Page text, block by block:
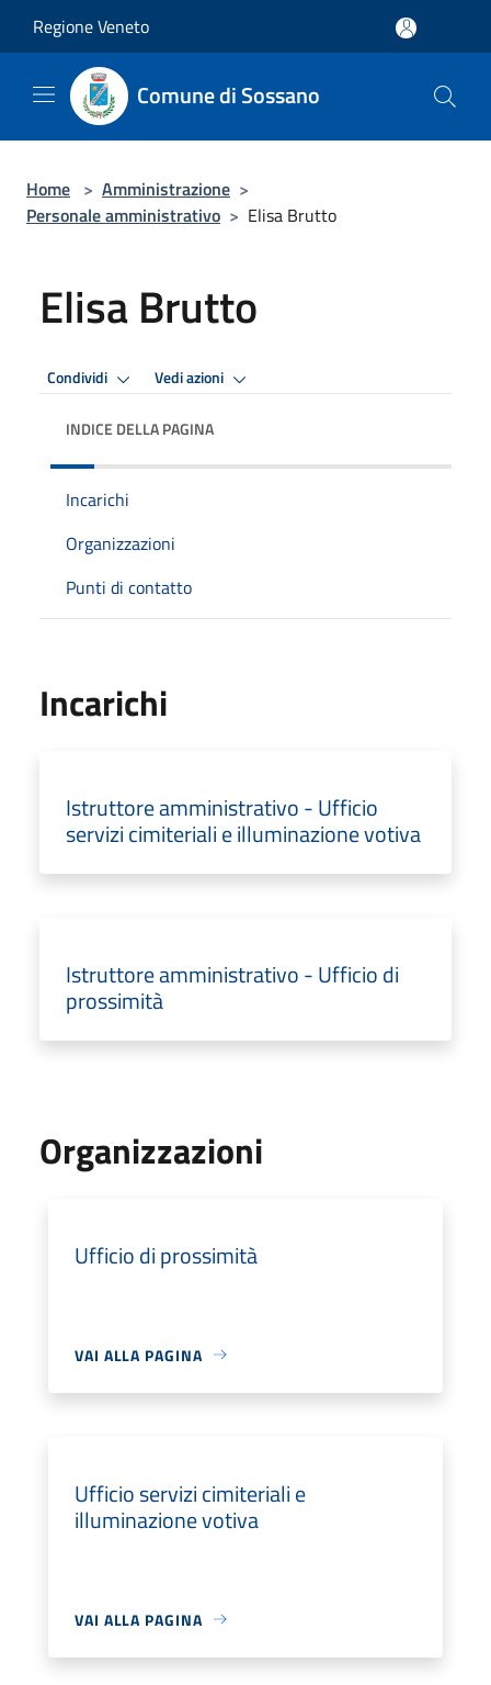
Regione Veneto
Comune di Sossano
Home > Amministrazione >
Personale amministrativo > Elisa Brutto
Elisa Brutto
Condividi Vedi azioni
INDICE DELLA PAGINA
Incarichi
Organizzazioni
Punti di contatto
Incarichi
Istruttore amministrativo - Ufficio
servizi cimiteriali e illuminazione votiva
Istruttore amministrativo - Ufficio di
prossimità
Organizzazioni
Ufficio di prossimità
VAI ALLA PAGINA
Ufficio servizi cimiteriali e
illuminazione votiva
VAI ALLA PAGINA